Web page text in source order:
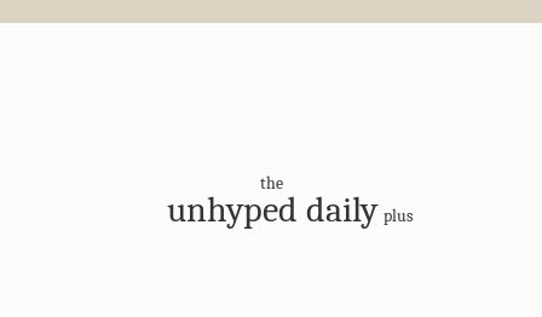
the
unhyped daily plus